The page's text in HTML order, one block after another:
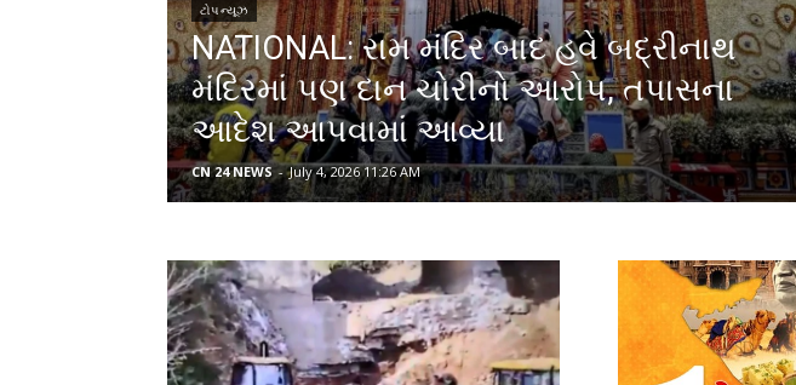
ટોપ ન્યૂઝ
NATIONAL: રામ મંદિર બાદ હવે બદ્રીનાથ
મંદિરમાં પણ દાન ચોરીનો આરોપ, તપાસના
આદેશ આપવામાં આવ્યા
CN 24 NEWS - July 4, 2026 11:26 AM